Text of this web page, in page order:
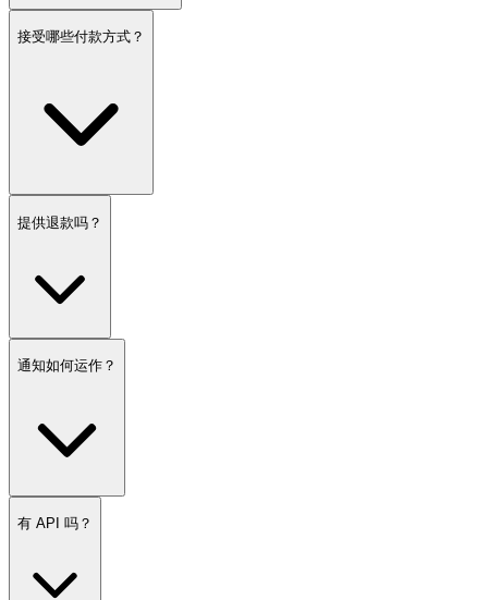
接受哪些付款方式？
提供退款吗？
通知如何运作？
有 API 吗？